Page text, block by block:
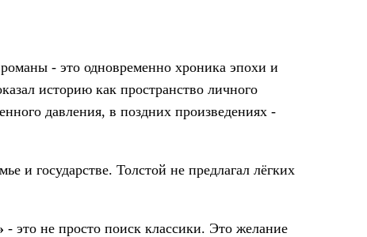
- это одновременно хроника эпохи и
историю как пространство личного
давления, в поздних произведениях -
и государстве. Толстой не предлагал лёгких
- это не просто поиск классики. Это желание